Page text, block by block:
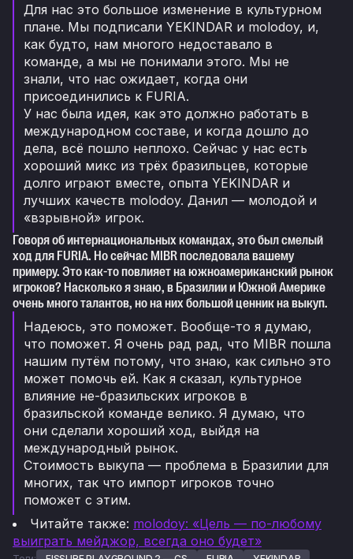
Для нас это большое изменение в культурном
плане. Мы подписали YEKINDAR и molodoy, и,
как будто, нам многого недоставало в
команде, а мы не понимали этого. Мы не
знали, что нас ожидает, когда они
присоединились к FURIA.
У нас была идея, как это должно работать в
международном составе, и когда дошло до
дела, всё пошло неплохо. Сейчас у нас есть
хороший микс из трёх бразильцев, которые
долго играют вместе, опыта YEKINDAR и
лучших качеств molodoy. Данил — молодой и
«взрывной» игрок.
Говоря об интернациональных командах, это был смелый
ход для FURIA. Но сейчас MIBR последовала вашему
примеру. Это как-то повлияет на южноамериканский рынок
игроков? Насколько я знаю, в Бразилии и Южной Америке
очень много талантов, но на них большой ценник на выкуп.
Надеюсь, это поможет. Вообще-то я думаю,
что поможет. Я очень рад рад, что MIBR пошла
нашим путём потому, что знаю, как сильно это
может помочь ей. Как я сказал, культурное
влияние не-бразильских игроков в
бразильской команде велико. Я думаю, что
они сделали хороший ход, выйдя на
международный рынок.
Стоимость выкупа — проблема в Бразилии для
многих, так что импорт игроков точно
поможет с этим.
Читайте также: molodoy: «Цель — по-любому
выиграть мейджор, всегда оно будет»